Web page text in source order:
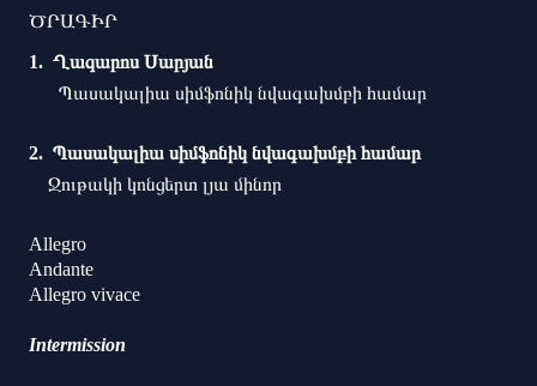
ԾՐԱԳԻՐ
Ղազարոս Սարյան
Պասակալիա սիմֆոնիկ նվագախմբի համար
Պասակալիա սիմֆոնիկ նվագախմբի համար
Ջութակի կոնցերտ լյա մինոր
Allegro
Andante
Allegro vivace
Intermission